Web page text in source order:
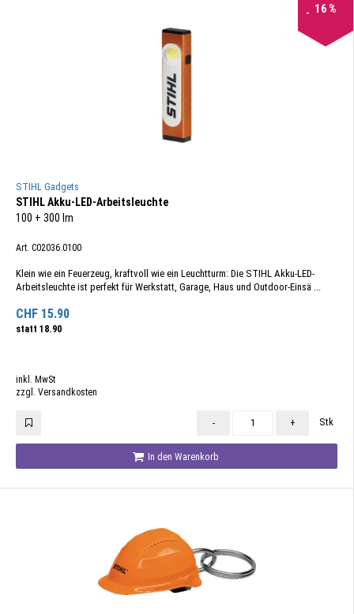
16%
STIHL Gadgets
STIHL Akku-LED-Arbeitsleuchte
100 + 300 lm
Art. C02036.0100
Klein wie ein Feuerzeug, kraftvoll wie ein Leuchtturm: Die STIHL Akku-LED-
Arbeitsleuchte ist perfekt für Werkstatt, Garage, Haus und Outdoor-Einsä ...
CHF 15.90
statt 18.90
inkl. MwSt
zzgl. Versandkosten
- + Stk
In den Warenkorb